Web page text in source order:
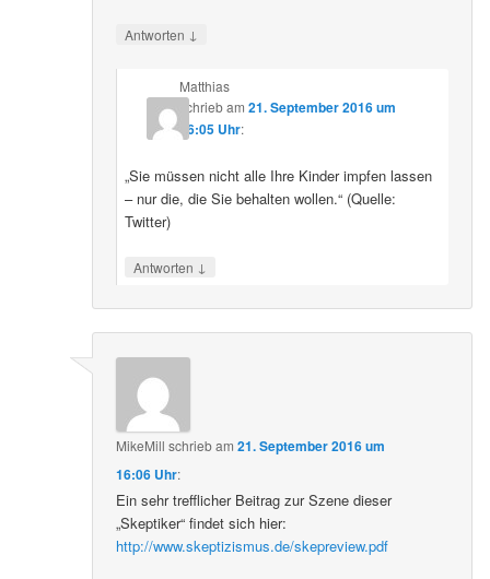
Antworten ↓
Matthias
schriebam 21. September 2016 um
16:05 Uhr:
„Sie müssen nicht alle Ihre Kinder impfen lassen
– nur die, die Sie behalten wollen.“ (Quelle:
Twitter)
Antworten ↓
MikeMill schriebam21. September 2016 um
16:06 Uhr:
Ein sehr trefflicher Beitrag zur Szene dieser
„Skeptiker“ findet sich hier:
http://www.skeptizismus.de/skepreview.pdf